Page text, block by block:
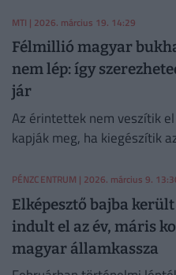
MTI | 2026. március 19. 14:29
Félmillió magyar
nem lép: így
jár
Az érintettek nem veszítik
kapják meg, ha kiegészítik
PÉNZCENTRUM | 2026. március 9.
Elképesztő bajba
indult el az év, máris
magyar államkassza